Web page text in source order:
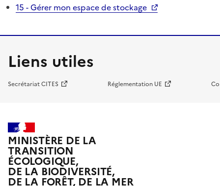
15 - Gérer mon espace de stockage
Liens utiles
Secrétariat CITES Réglementation UE
MINISTÈRE DE LA
TRANSITION
ÉCOLOGIQUE,
DE LA BIODIVERSITÉ,
DE LA FORÊT, DE LA MER